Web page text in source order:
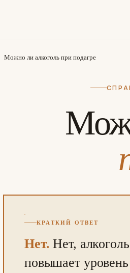
Можно ли алкоголь при подагре
КРАТКИЙ ОТВЕТ
Нет. Нет,
повышает